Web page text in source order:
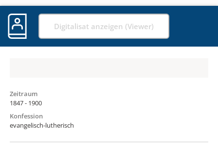
Digitalisat anzeigen (Viewer)
Zeitraum
1847 - 1900
Konfession
evangelisch-lutherisch